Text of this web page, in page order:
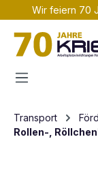
Zum Hauptinhalt
Wir feiern 70
Transport
Rollen-,